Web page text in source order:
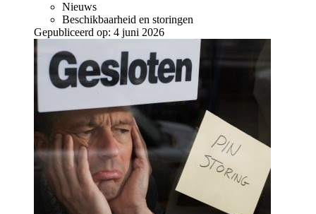
Nieuws
Beschikbaarheid en storingen
Gepubliceerd op: 4 juni 2026